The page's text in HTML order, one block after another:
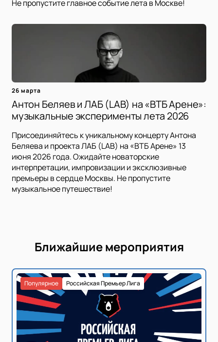
Не пропустите главное событие лета в Москве!
26 марта
Антон Беляев и ЛАБ (LAB) на «ВТБ Арене»:
музыкальные эксперименты лета 2026
Присоединяйтесь к уникальному концерту Антона
Беляева и проекта ЛАБ (LAB) на «ВТБ Арене» 13
июня 2026 года. Ожидайте новаторские
интерпретации, импровизации и эксклюзивные
премьеры в сердце Москвы. Не пропустите
музыкальное путешествие!
Ближайшие мероприятия
Российская Премьер Лига
Популярное